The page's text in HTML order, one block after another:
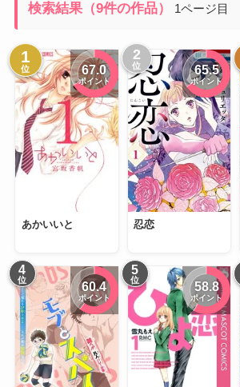
検索結果（9件の作品） 1ページ目
1
位 67.0
ポイント
あかいいと
2
位 65.5
ポイント
忍恋
4
位 60.4
ポイント
5
位 58.8
ポイント